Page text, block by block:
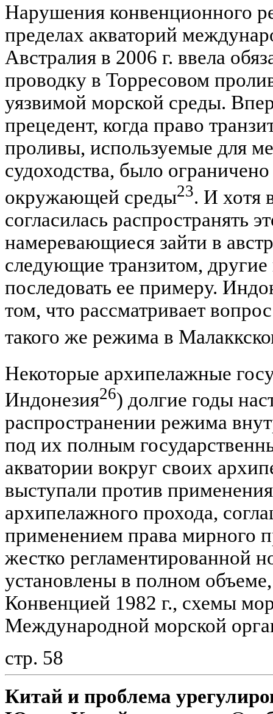
Нарушения конвенционного
пределах акваторий
Австралия в 2006 г. ввела
проводку в Торресовом
уязвимой морской среды.
прецедент, когда право
проливы, используемые для
судоходства, было
окружающей среды23. И хотя
согласилась распространять
намеревающиеся зайти в
следующие транзитом, другие
последовать ее примеру.
том, что рассматривает
такого же режима в
Некоторые архипелажные
Индонезия26) долгие годы
распространении режима
под их полным
акватории вокруг своих
выступали против
архипелажного прохода,
применением права мирного
жестко регламентированной
установлены в полном
Конвенцией 1982 г., схемы
Международной морской
стр. 58
Китай и проблема